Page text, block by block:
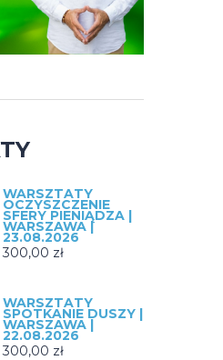
WARSZTATY
OCZYSZCZENIE
SFERY PIENIĄDZA |
WARSZAWA |
23.08.2026
300,00 zł
WARSZTATY
SPOTKANIE DUSZY |
WARSZAWA |
22.08.2026
300,00 zł